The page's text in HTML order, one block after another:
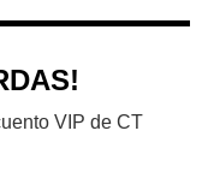
VIP de CT